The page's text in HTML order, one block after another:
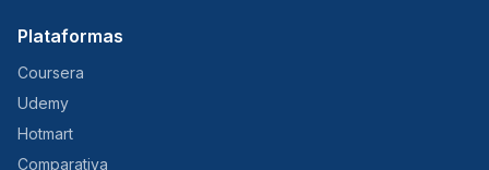
Plataformas
Coursera
Udemy
Hotmart
Comparativa